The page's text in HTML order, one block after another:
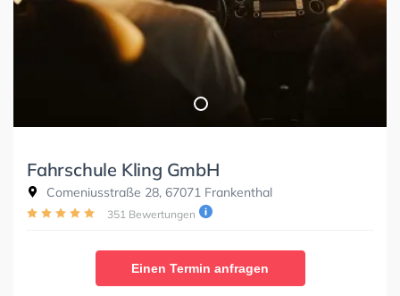
Fahrschule Kling GmbH
Comeniusstraße 28, 67071 Frankenthal
351 Bewertungen
Einen Termin anfragen